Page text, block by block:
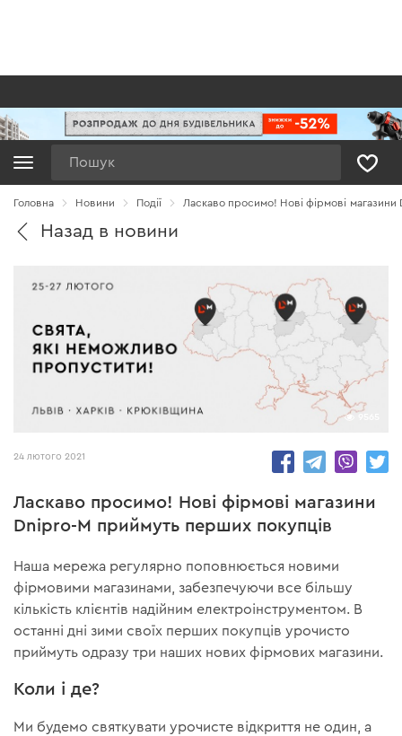
Головна Новини Події Ласкаво просимо! Нові фірмові
Назад в новини
24 лютого 2021
Ласкаво просимо! Нові фірмові магазини
Dnipro-M приймуть перших покупців
Наша мережа регулярно поповнюється новими
фірмовими магазинами, забезпечуючи все більшу
кількість клієнтів надійним електроінструментом. В
останні дні зими своїх перших покупців урочисто
приймуть одразу три наших нових фірмових магазини.
Коли і де?
Ми будемо святкувати урочисте відкриття не один, а